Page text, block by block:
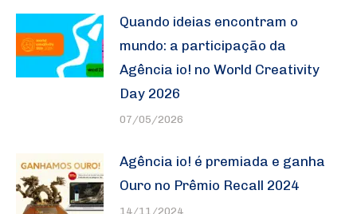
Quando ideias encontram o
mundo: a participação da
Agência io! no World Creativity
Day 2026
07/05/2026
Agência io! é premiada e ganha
Ouro no Prêmio Recall 2024
14/11/2024